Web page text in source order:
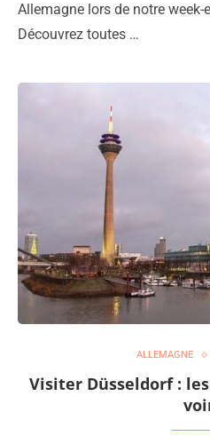
Allemagne lors de notre week-
Découvrez toutes …
ALLEMAGNE
Visiter Düsseldorf :